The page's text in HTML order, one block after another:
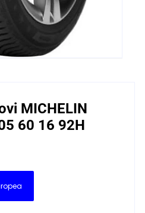
MICHELIN
60 16 92H